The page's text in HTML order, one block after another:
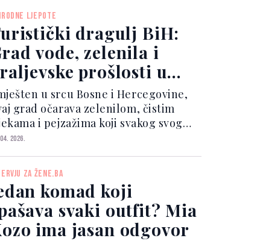
nešto što treba skrivati, dok se
sve više...
LJEPOTE
dragulj BiH:
vode, zelenila i
prošlosti u
domovine
u srcu Bosne i Hercegovine,
grad očarava zelenilom, čistim
i pejzažima koji svakog svog
ostavljaju bez daha. Njegov
Plivski vodopad,
gotovo u samom centru gr...
2026.
ZA ŽENE.BA
komad koji
svaki outfit? Mia
ima jasan odgovor